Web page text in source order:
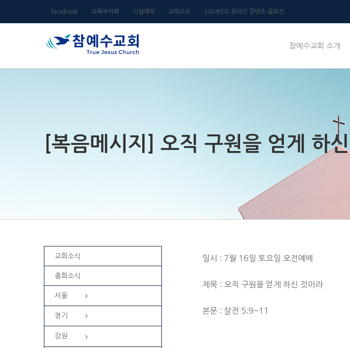
to
facebook 교육부카페 시설예약 교회소식 2024년도 온라인 콘텐츠 공모전
참예수교회 소개
[복음메시지] 오직 구원을 얻게 하
일시 : 7월 16일 토요일 오전예배
제목 : 오직 구원을 얻게 하신 것이라
본문 : 살전 5:9~11
교회소식
총회소식
서울
경기
강원